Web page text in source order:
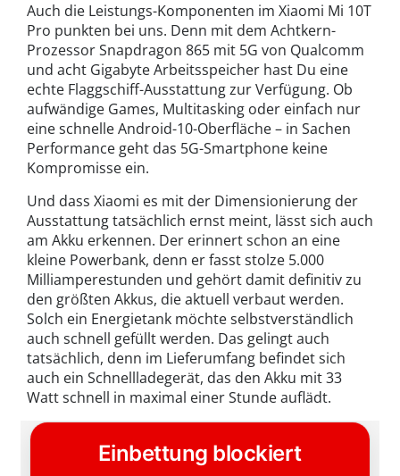
Auch die Leistungs-Komponenten im Xiaomi Mi 10T
Pro punkten bei uns. Denn mit dem Achtkern-
Prozessor Snapdragon 865 mit 5G von Qualcomm
und acht Gigabyte Arbeitsspeicher hast Du eine
echte Flaggschiff-Ausstattung zur Verfügung. Ob
aufwändige Games, Multitasking oder einfach nur
eine schnelle Android-10-Oberfläche – in Sachen
Performance geht das 5G-Smartphone keine
Kompromisse ein.
Und dass Xiaomi es mit der Dimensionierung der
Ausstattung tatsächlich ernst meint, lässt sich auch
am Akku erkennen. Der erinnert schon an eine
kleine Powerbank, denn er fasst stolze 5.000
Milliamperestunden und gehört damit definitiv zu
den größten Akkus, die aktuell verbaut werden.
Solch ein Energietank möchte selbstverständlich
auch schnell gefüllt werden. Das gelingt auch
tatsächlich, denn im Lieferumfang befindet sich
auch ein Schnellladegerät, das den Akku mit 33
Watt schnell in maximal einer Stunde auflädt.